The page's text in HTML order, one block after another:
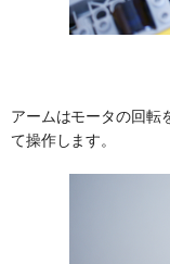
アームはモータの回転
て操作します。